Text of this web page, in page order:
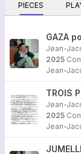
PIECES
GAZA
Jean-
2025
Jean-
TROIS
Jean-
2025
Jean-